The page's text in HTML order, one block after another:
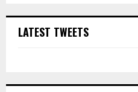
LATEST TWEETS